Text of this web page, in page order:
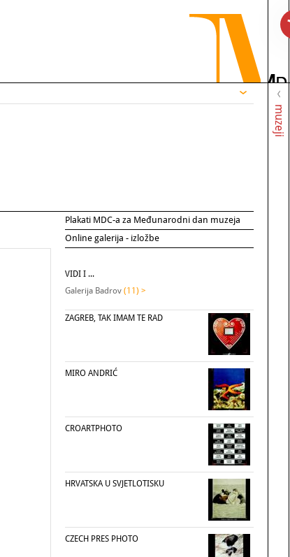
muzeji
Plakati MDC-a za Međunarodni dan muzeja
Online galerija - izložbe
VIDI I ...
Galerija Badrov (11) >
ZAGREB, TAK IMAM TE RAD
MIRO ANDRIĆ
CROARTPHOTO
HRVATSKA U SVJETLOTISKU
CZECH PRES PHOTO